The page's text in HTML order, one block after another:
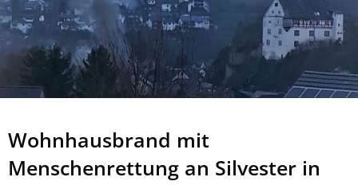
Wohnhausbrand mit
Menschenrettung an Silvester in